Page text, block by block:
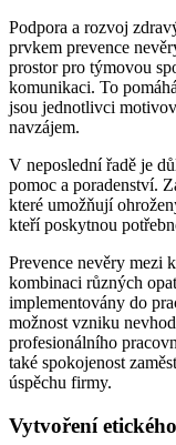
Podpora a rozvoj
prvkem prevence
prostor pro týmovou
komunikaci. To
jsou jednotlivci
navzájem.
V neposlední řadě je
pomoc a poradenství.
které umožňují
kteří poskytnou
Prevence nevěry mezi
kombinaci různých
implementovány do
možnost vzniku
profesionálního
také spokojenost
úspěchu firmy.
Vytvoření